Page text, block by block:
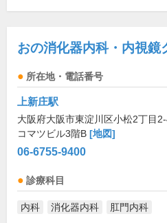
おの消化器内科・内視鏡
所在地・電話番号
上新庄駅
大阪府大阪市東淀川区小松2丁目
コマツビル3階B [地図]
06-6755-9400
診療科目
内科 消化器内科 肛門内科